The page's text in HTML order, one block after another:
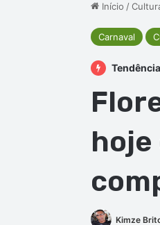
Início /
Carnaval
Tendência
hoje
Kimze